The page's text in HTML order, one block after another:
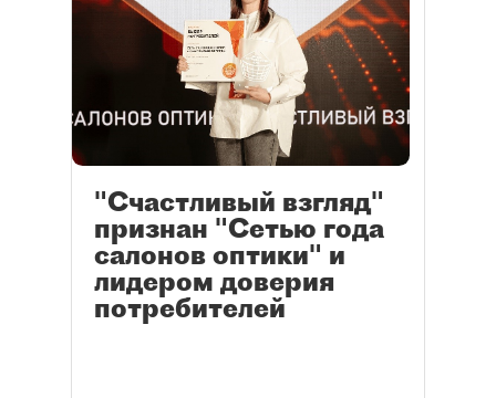
"Счастливый взгляд"
признан "Сетью года
салонов оптики" и
лидером доверия
потребителей